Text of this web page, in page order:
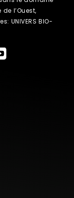
l’Ouest,
UNIVERS BIO-